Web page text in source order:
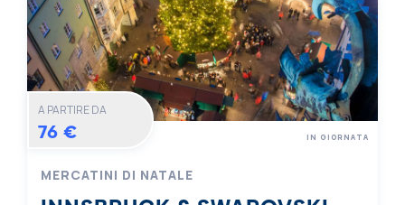
A PARTIRE DA
76 €
MERCATINI DI NATALE
IN GIORNATA